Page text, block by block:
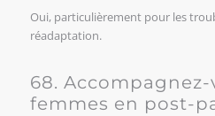
Oui, particulièrement pour les
réadaptation.
68. Accompagnez-
femmes en post-